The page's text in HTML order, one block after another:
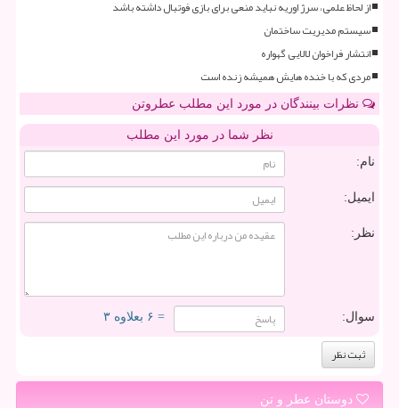
از لحاظ علمی، سرژ اوریه نباید منعی برای بازی فوتبال داشته باشد
سیستم مدیریت ساختمان
انتشار فراخوان لالایی گهواره
مردی که با خنده هایش همیشه زنده است
نظرات بینندگان در مورد این مطلب عطروتن
نظر شما در مورد این مطلب
نام:
ایمیل:
نظر:
سوال: = ۶ بعلاوه ۳
دوستان عطر و تن